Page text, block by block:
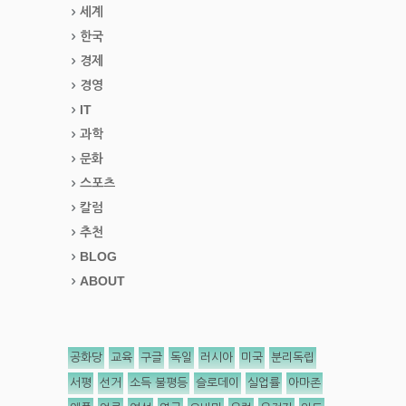
세계
한국
경제
경영
IT
과학
문화
스포츠
칼럼
추천
BLOG
ABOUT
공화당 교육 구글 독일 러시아 미국 분리독립
서평 선거 소득 불평등 슬로데이 실업률 아마존